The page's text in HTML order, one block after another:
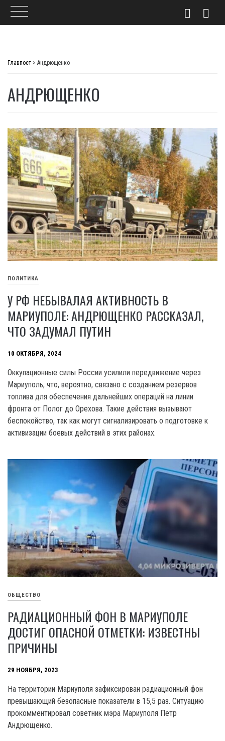
Главпост > Андрющенко
АНДРЮЩЕНКО
ПОЛИТИКА
У РФ НЕБЫВАЛАЯ АКТИВНОСТЬ В
МАРИУПОЛЕ: АНДРЮЩЕНКО РАССКАЗАЛ,
ЧТО ЗАДУМАЛ ПУТИН
10 ОКТЯБРЯ, 2024
Оккупационные силы России усилили передвижение через
Мариуполь, что, вероятно, связано с созданием резервов
топлива для обеспечения дальнейших операций на линии
фронта от Полог до Орехова. Такие действия вызывают
беспокойство, так как могут сигнализировать о подготовке к
активизации боевых действий в этих районах.
ОБЩЕСТВО
РАДИАЦИОННЫЙ ФОН В МАРИУПОЛЕ
ДОСТИГ ОПАСНОЙ ОТМЕТКИ: ИЗВЕСТНЫ
ПРИЧИНЫ
29 НОЯБРЯ, 2023
Ha территории Мариуполя зафиксирован радиационный фон
превышающий безопасные показатели в 15,5 раз. Ситуацию
прокомментировал советник мэра Мариуполя Петр
Андрющенко.